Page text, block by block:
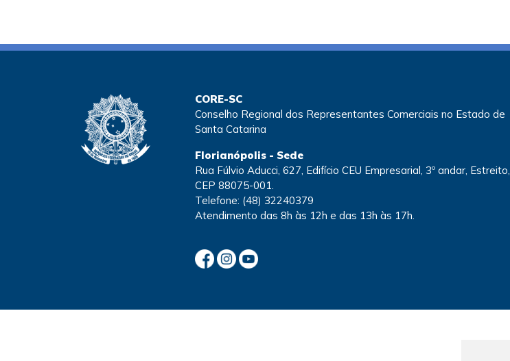
CORE-SC
Conselho Regional dos Representantes Comerciais no Estado de
Santa Catarina
Florianópolis - Sede
Rua Fúlvio Aducci, 627, Edifício CEU Empresarial, 3º andar, Estreito,
CEP 88075-001.
Telefone: (48) 32240379
Atendimento das 8h às 12h e das 13h às 17h.